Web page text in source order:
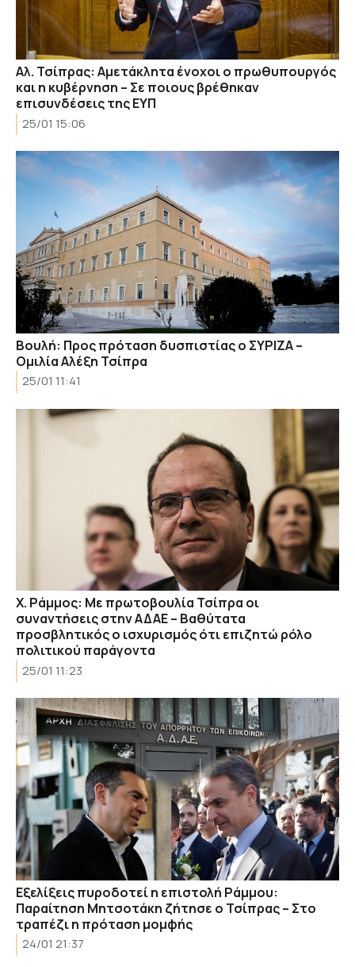
Αλ. Τσίπρας: Αμετάκλητα ένοχοι ο πρωθυπουργός
και η κυβέρνηση – Σε ποιους βρέθηκαν
επισυνδέσεις της ΕΥΠ
25/01 15:06
Βουλή: Προς πρόταση δυσπιστίας ο ΣΥΡΙΖΑ –
Ομιλία Αλέξη Τσίπρα
25/01 11:41
Χ. Ράμμος: Με πρωτοβουλία Τσίπρα οι
συναντήσεις στην ΑΔΑΕ – Βαθύτατα
προσβλητικός ο ισχυρισμός ότι επιζητώ ρόλο
πολιτικού παράγοντα
25/01 11:23
Εξελίξεις πυροδοτεί η επιστολή Ράμμου:
Παραίτηση Μητσοτάκη ζήτησε ο Τσίπρας – Στο
τραπέζι η πρόταση μομφής
24/01 21:37